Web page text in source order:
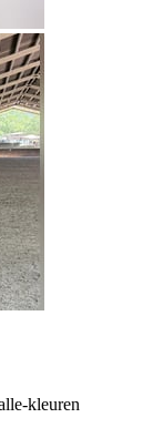
kleuren